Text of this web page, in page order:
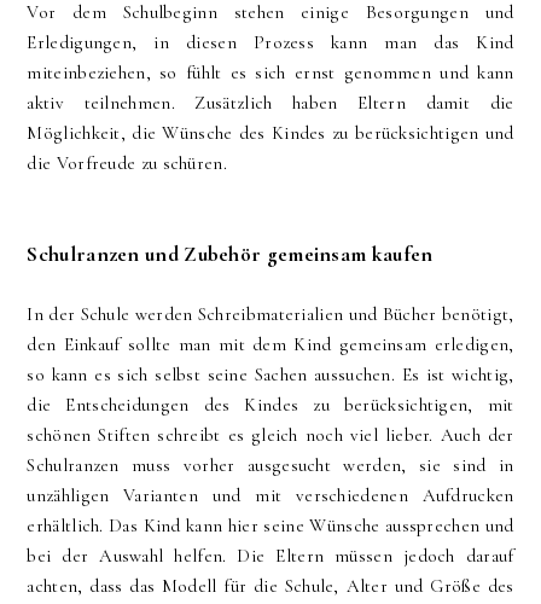
Vor dem Schulbeginn stehen einige Besorgungen und
Erledigungen, in diesen Prozess kann man das Kind
miteinbeziehen, so fühlt es sich ernst genommen und kann
aktiv teilnehmen. Zusätzlich haben Eltern damit die
Möglichkeit, die Wünsche des Kindes zu berücksichtigen und
die Vorfreude zu schüren.
Schulranzen und Zubehör gemeinsam kaufen
In der Schule werden Schreibmaterialien und Bücher benötigt,
den Einkauf sollte man mit dem Kind gemeinsam erledigen,
so kann es sich selbst seine Sachen aussuchen. Es ist wichtig,
die Entscheidungen des Kindes zu berücksichtigen, mit
schönen Stiften schreibt es gleich noch viel lieber. Auch der
Schulranzen muss vorher ausgesucht werden, sie sind in
unzähligen Varianten und mit verschiedenen Aufdrucken
erhältlich. Das Kind kann hier seine Wünsche aussprechen und
bei der Auswahl helfen. Die Eltern müssen jedoch darauf
achten, dass das Modell für die Schule, Alter und Größe des